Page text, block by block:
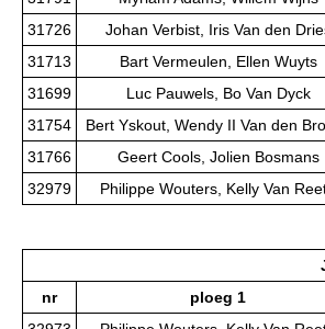
31726
Johan Verbist, Iris Van den
31713
Bart Vermeulen, Ellen Wuyts
31699
Luc Pauwels, Bo Van Dyck
31754
Bert Yskout, Wendy II Van den
31766
Geert Cools, Jolien Bosmans
32979
Philippe Wouters, Kelly Van
nr
ploeg 1